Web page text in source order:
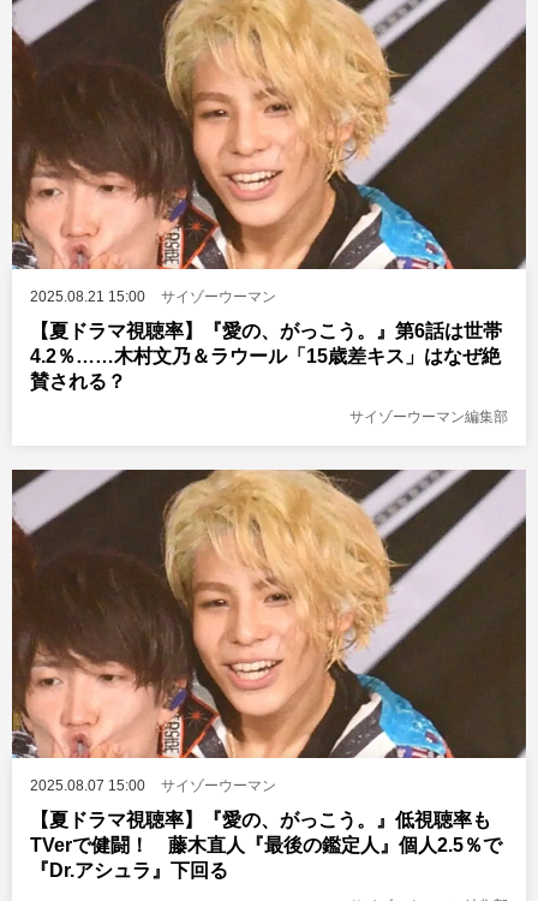
2025.08.21 15:00 サイゾーウーマン
【夏ドラマ視聴率】『愛の、がっこう。』第6話は世帯
4.2％……木村文乃＆ラウール「15歳差キス」はなぜ絶
賛される？
サイゾーウーマン編集部
2025.08.07 15:00 サイゾーウーマン
【夏ドラマ視聴率】『愛の、がっこう。』低視聴率も
TVerで健闘！ 藤木直人『最後の鑑定人』個人2.5％で
『Dr.アシュラ』下回る